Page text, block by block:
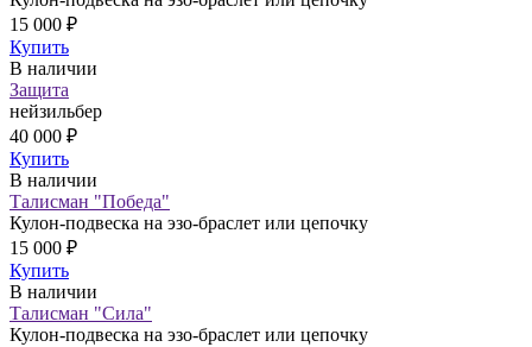
15 000 ₽
Купить
В наличии
Защита
нейзильбер
40 000 ₽
Купить
В наличии
Талисман "Победа"
Кулон-подвеска на эзо-браслет или цепочку
15 000 ₽
Купить
В наличии
Талисман "Сила"
Кулон-подвеска на эзо-браслет или цепочку